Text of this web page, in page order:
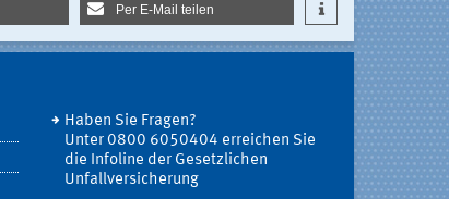
Per E-Mail teilen
Haben Sie Fragen?
Unter 0800 6050404 erreichen Sie
die Infoline der Gesetzlichen
Unfallversicherung